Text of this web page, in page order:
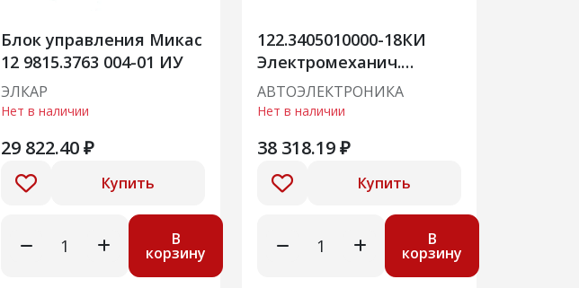
Блок управления Микас
12 9815.3763 004-01 ИУ
ЭЛКАР
Нет в наличии
29 822.40 ₽
Купить
В
корзину
122.3405010000-18КИ
Электромеханич.
усилитель руля (Лада
Гранта FL) замена
АВТОЭЛЕКТРОНИКА
Нет в наличии
38 318.19 ₽
Купить
В
корзину